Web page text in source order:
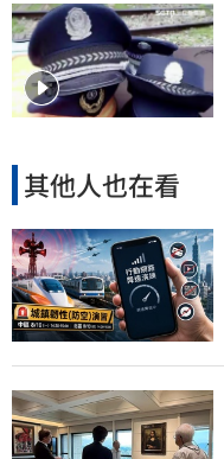
其他人也在看